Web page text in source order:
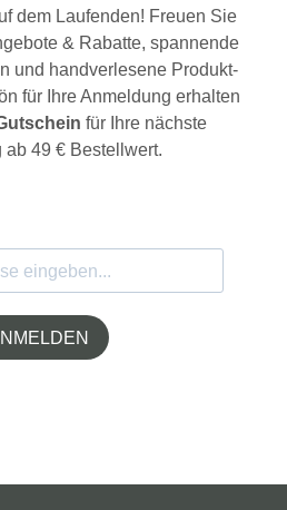
dem Laufenden! Freuen Sie
& Rabatte, spannende
und handverlesene Produkt-
für Ihre Anmeldung erhalten
für Ihre nächste
ab 49 € Bestellwert.